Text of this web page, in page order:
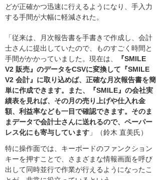
どが正確かつ迅速に行えるようになり、手入力
する手間が大幅に軽減された。
「従来は、月次報告書を手書きで作成し、会計
士さんに提出していたので、ものすごく時間と
手間がかかっていました。現在は、
『SMILE
V2 販売』のデータをCSVに変換して『SMILE
V2 会計』に取り込めば、正確な月次報告書を簡
単に作成できます。また、『SMILE』の会社実
績表を見れば、その月の売り上げや仕入れ金
額、利益率なども一目で確認できます。そのま
まデータで会計士さんに送れるので、ペーパー
レス化にも寄与しています 」（鈴木 直美氏）
特に操作面では、キーボードのファンクション
キーを押すことで、さまざまな情報画面を呼び
出して同時並行で作業が行えるようになったこ